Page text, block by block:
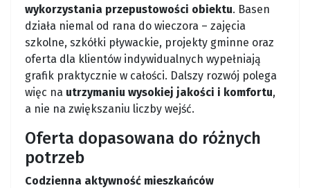
wykorzystania przepustowości obiektu. Basen
działa niemal od rana do wieczora – zajęcia
szkolne, szkółki pływackie, projekty gminne oraz
oferta dla klientów indywidualnych wypełniają
grafik praktycznie w całości. Dalszy rozwój polega
więc na utrzymaniu wysokiej jakości i komfortu,
a nie na zwiększaniu liczby wejść.
Oferta dopasowana do różnych
potrzeb
Codzienna aktywność mieszkańców